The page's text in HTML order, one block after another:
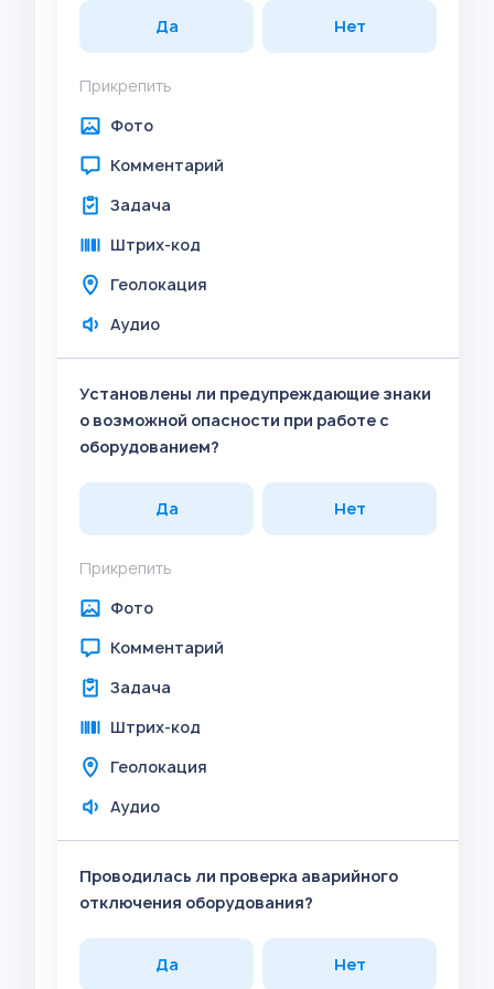
Да Нет
Прикрепить
Фото
Комментарий
Задача
Штрих-код
Геолокация
Аудио
Установлены ли предупреждающие знаки
о возможной опасности при работе с
оборудованием?
Да Нет
Прикрепить
Фото
Комментарий
Задача
Штрих-код
Геолокация
Аудио
Проводилась ли проверка аварийного
отключения оборудования?
Да Нет